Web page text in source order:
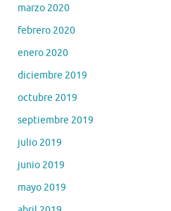
marzo 2020
febrero 2020
enero 2020
diciembre 2019
octubre 2019
septiembre 2019
julio 2019
junio 2019
mayo 2019